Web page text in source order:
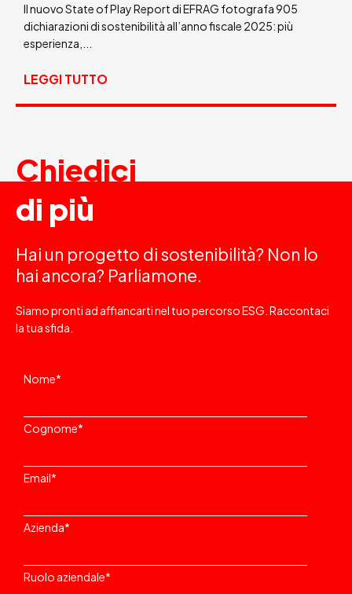
Il nuovo State of Play Report di EFRAG fotografa 905
dichiarazioni di sostenibilità all’anno fiscale 2025: più
esperienza,...
LEGGI TUTTO
Chiedici
di più
Hai un progetto di sostenibilità? Non lo
hai ancora? Parliamone.
Siamo pronti ad affiancarti nel tuo percorso ESG. Raccontaci
la tua sfida.
Nome*
Cognome*
Email*
Azienda*
Ruolo aziendale*